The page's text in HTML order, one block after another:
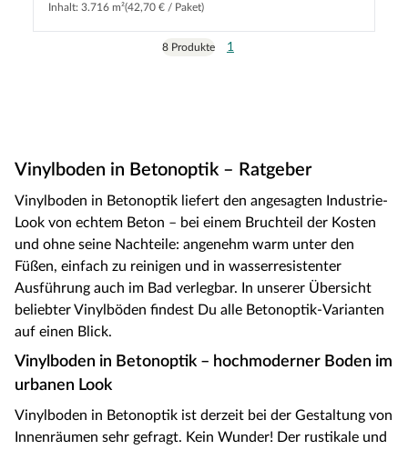
Inhalt: 3.716 m²(42,70 € / Paket)
8 Produkte 1
Vinylboden in Betonoptik – Ratgeber
Vinylboden in Betonoptik liefert den angesagten Industrie-
Look von echtem Beton – bei einem Bruchteil der Kosten
und ohne seine Nachteile: angenehm warm unter den
Füßen, einfach zu reinigen und in wasserresistenter
Ausführung auch im Bad verlegbar. In unserer Übersicht
beliebter Vinylböden findest Du alle Betonoptik-Varianten
auf einen Blick.
Vinylboden in Betonoptik – hochmoderner Boden im
urbanen Look
Vinylboden in Betonoptik ist derzeit bei der Gestaltung von
Innenräumen sehr gefragt. Kein Wunder! Der rustikale und